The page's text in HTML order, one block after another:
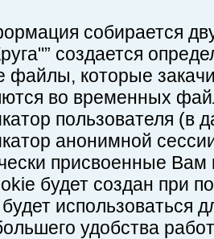
собирается
создается
файлы, которые
во временных
пользователя (в
анонимной
присвоенные
будет создан при
будет
удобства